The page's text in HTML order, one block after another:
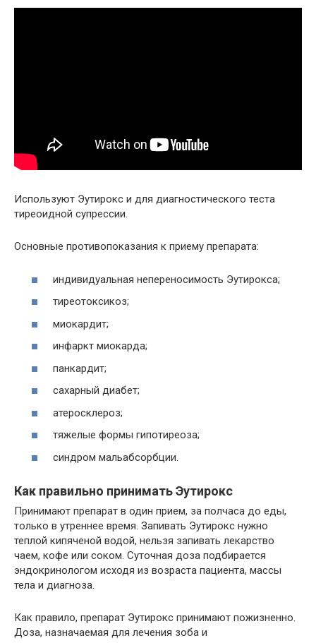
Используют Эутирокс и для диагностического теста
тиреоидной супрессии.
Основные противопоказания к приему препарата:
индивидуальная непереносимость Эутирокса;
тиреотоксикоз;
миокардит;
инфаркт миокарда;
панкардит;
сахарный диабет;
атеросклероз;
тяжелые формы гипотиреоза;
синдром мальабсорбции.
Как правильно принимать Эутирокс
Принимают препарат в один прием, за полчаса до еды,
только в утреннее время. Запивать Эутирокс нужно
теплой кипяченой водой, нельзя запивать лекарство
чаем, кофе или соком. Суточная доза подбирается
эндокринологом исходя из возраста пациента, массы
тела и диагноза.
Как правило, препарат Эутирокс принимают пожизненно.
Доза, назначаемая для лечения зоба и